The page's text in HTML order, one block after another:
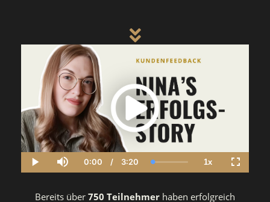
Play Mute
Current
Time
0:00 / Duration
3:20 Loaded:
0.00%
1xPlayback
Rate
Bereits über 750 Teilnehmer haben erfolgreich